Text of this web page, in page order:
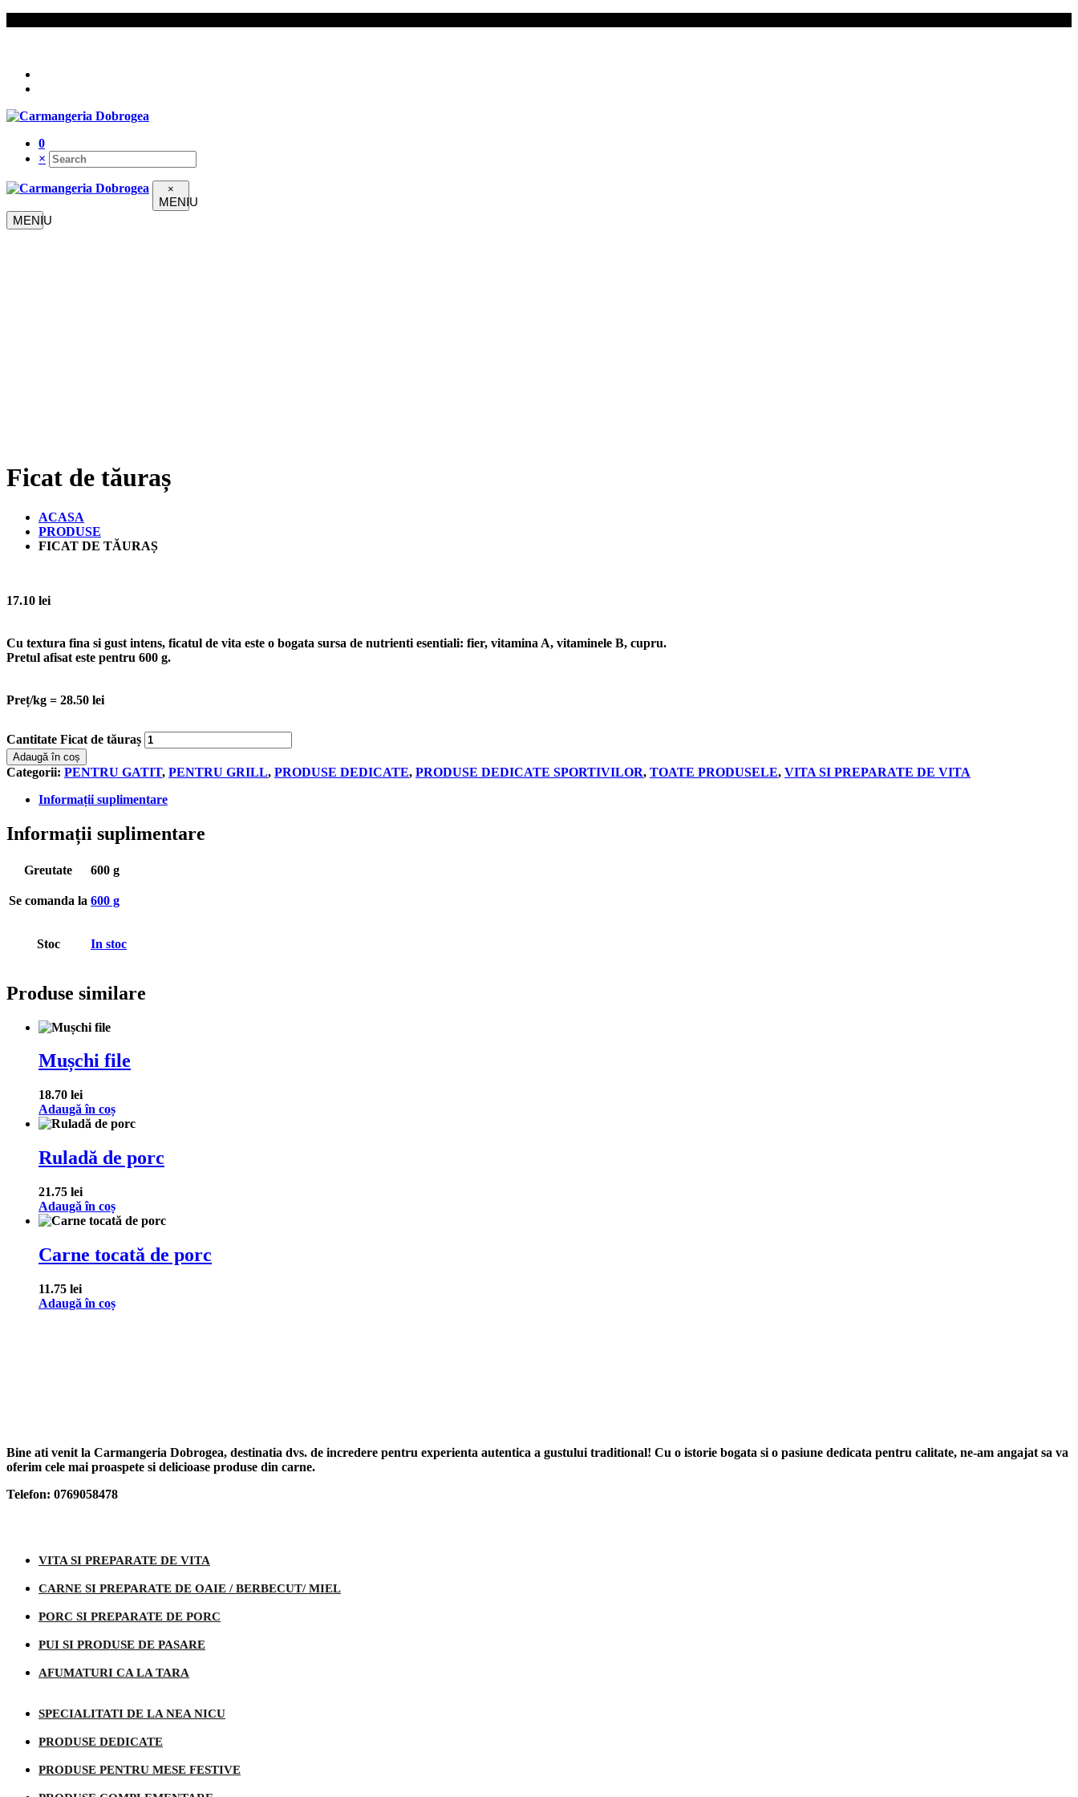
0
×
×
Ficat de tăuraș
ACASA
PRODUSE
FICAT DE TĂURAȘ
17.10 lei
Cu textura fina si gust intens, ficatul de vita este o bogata sursa de nutrienti esentiali: fier, vitamina A, vitaminele B, cupru.
Pretul afisat este pentru 600 g.
Preț/kg = 28.50 lei
Cantitate Ficat de tăuraș
Adaugă în coș
Categorii: PENTRU GATIT, PENTRU GRILL, PRODUSE DEDICATE, PRODUSE DEDICATE SPORTIVILOR, TOATE PRODUSELE, VITA SI PREPARATE DE VITA
Informații suplimentare
Informații suplimentare
Greutate 600 g
Se comanda la 600 g
Stoc In stoc
Produse similare
Mușchi file
18.70 lei
Adaugă în coș
Ruladă de porc
21.75 lei
Adaugă în coș
Carne tocată de porc
11.75 lei
Adaugă în coș
Bine ati venit la Carmangeria Dobrogea, destinatia dvs. de incredere pentru experienta autentica a gustului traditional! Cu o istorie bogata si o pasiune dedicata pentru calitate, ne-am angajat sa va
oferim cele mai proaspete si delicioase produse din carne.
Telefon: 0769058478
VITA SI PREPARATE DE VITA
CARNE SI PREPARATE DE OAIE / BERBECUT/ MIEL
PORC SI PREPARATE DE PORC
PUI SI PRODUSE DE PASARE
AFUMATURI CA LA TARA
SPECIALITATI DE LA NEA NICU
PRODUSE DEDICATE
PRODUSE PENTRU MESE FESTIVE